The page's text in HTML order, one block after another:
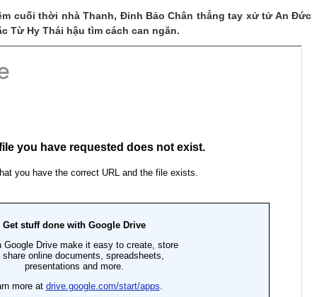
cuối thời nhà Thanh, Đinh Bảo Chân thẳng tay xử tử An Đức
Từ Hy Thái hậu tìm cách can ngăn.